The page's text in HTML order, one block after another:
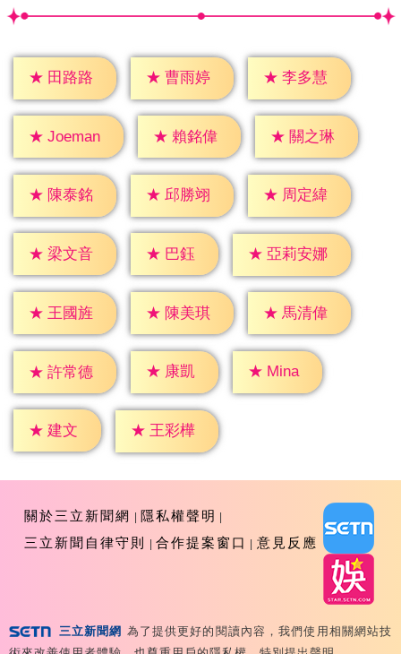
★ 田路路 ★ 曹雨婷 ★ 李多慧
★ Joeman ★ 賴銘偉 ★ 關之琳
★ 陳泰銘 ★ 邱勝翊 ★ 周定緯
★ 梁文音 ★ 巴鈺 ★ 亞莉安娜
★ 王國旌 ★ 陳美琪 ★ 馬清偉
★ 許常德 ★ 康凱 ★ Mina
★ 建文 ★ 王彩樺
關於三立新聞網
隱私權聲明
三立新聞自律守則
合作提案窗口 意見反應
Copyright ©2026 Sanlih E-Television All Rights
三立新聞網 為了提供更好的閱讀內容，我們使用相關網站技